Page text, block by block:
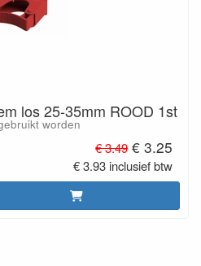
los 25-35mm ROOD 1st
worden
€ 3.49€ 3.25
€ 3.93 inclusief btw